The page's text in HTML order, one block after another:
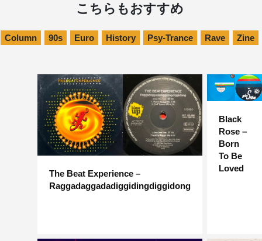
こちらもおすすめ
Column 90s Euro History Psy-Trance Rave Zine
The Beat Experience –
Raggadaggadadiggidingdiggidong
Black
Rose –
Born
To Be
Loved